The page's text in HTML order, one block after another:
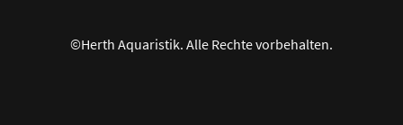
©Herth Aquaristik. Alle Rechte vorbehalten.